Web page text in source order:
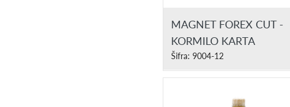
MAGNET FOREX CUT -
KORMILO KARTA
Šifra: 9004-12